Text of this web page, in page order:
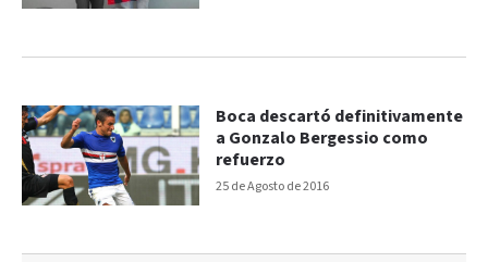
25 de Agosto de 2016
Boca descartó definitivamente
a Gonzalo Bergessio como
refuerzo